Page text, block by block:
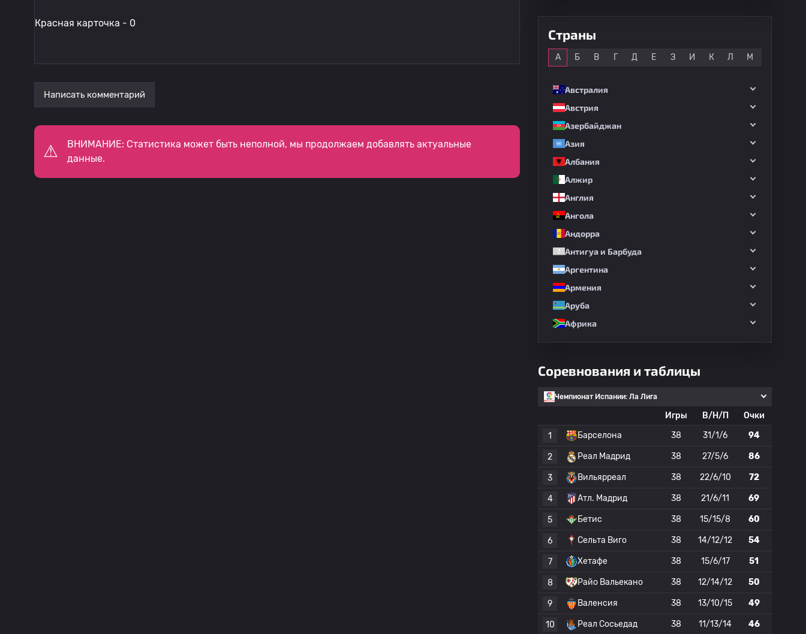
Красная карточка - 0
Написать комментарий
ВНИМАНИЕ: Статистика может быть неполной, мы продолжаем добавлять актуальные
данные.
Страны
А Б В Г Д Е З И К Л М
Австралия
Австрия
Азербайджан
Азия
Албания
Алжир
Англия
Ангола
Андорра
Антигуа и Барбуда
Аргентина
Армения
Аруба
Африка
Соревнования и таблицы
Чемпионат Испании: Ла Лига
Игры В/Н/П
Очки
1
Барселона 38 31/1/6 94
2 Реал Мадрид 38 27/5/6 86
3 Вильярреал 38 22/6/10 72
4 Атл. Мадрид 38 21/6/11 69
5 Бетис 38 15/15/8 60
6 Сельта Виго 38 14/12/12 54
7 Хетафе 38 15/6/17 51
8 Райо Вальекано 38 12/14/12 50
9 Валенсия 38 13/10/15 49
10 Реал Сосьедад 38 11/13/14 46